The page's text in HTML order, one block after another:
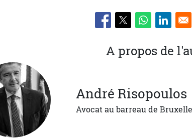
A propos de
André Risopoulos
Avocat au barreau de